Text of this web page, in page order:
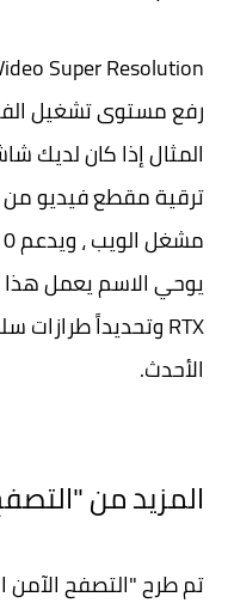
رفع مستوى تشغيل
الأحدث.
المزيد من